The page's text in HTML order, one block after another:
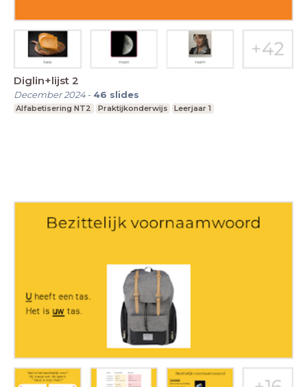
Diglin+lijst 2
December 2024- 46 slides
Alfabetisering NT2 Praktijkonderwijs Leerjaar 1